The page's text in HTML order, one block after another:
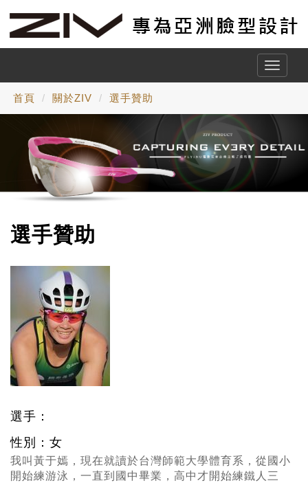
Toggle
首頁 關於ZIV 選手贊助
選手贊助
選手：
性別：女
我叫黃于嫣，現在就讀於台灣師範大學體育系，從國小
開始練游泳，一直到國中畢業，高中才開始練鐵人三